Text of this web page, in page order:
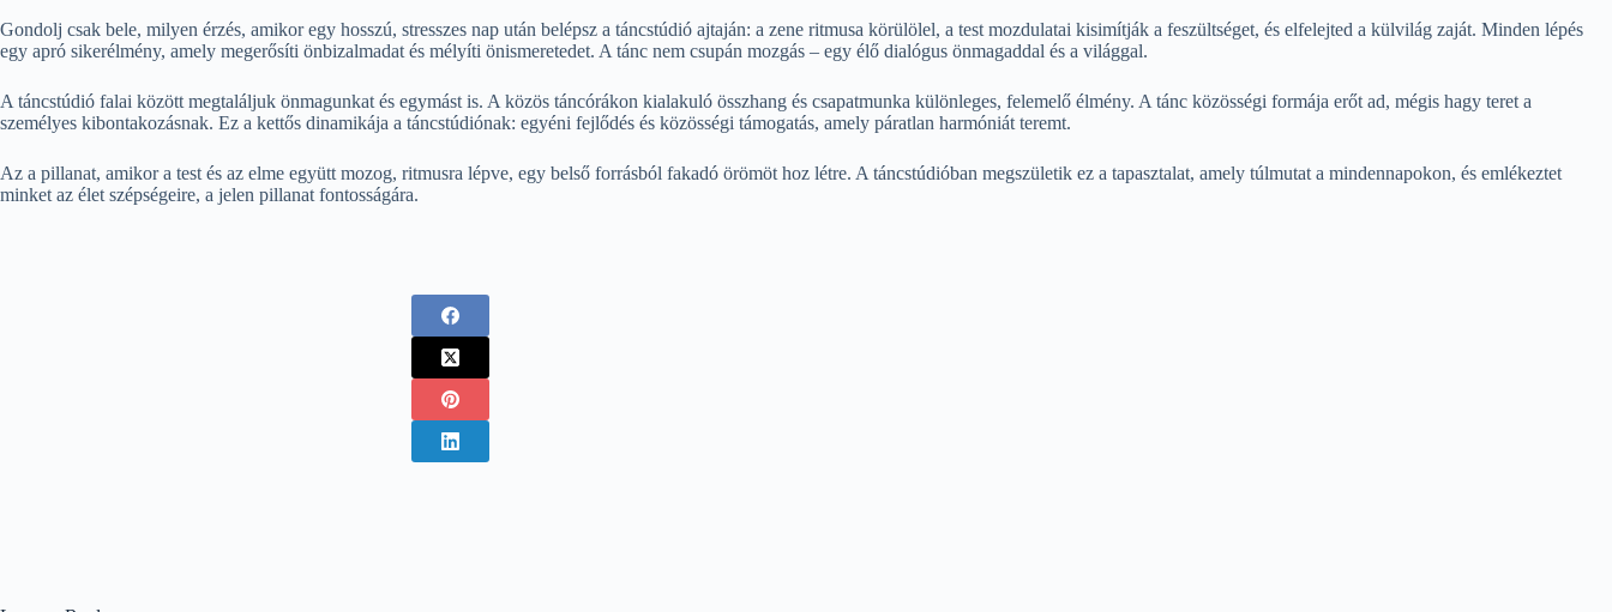
Gondolj csak bele, milyen érzés, amikor egy hosszú, stresszes nap után belépsz a táncstúdió ajtaján: a zene ritmusa körülölel, a test mozdulatai kisimítják a feszültséget, és elfelejted a külvilág zaját. Minden lépés
egy apró sikerélmény, amely megerősíti önbizalmadat és mélyíti önismeretedet. A tánc nem csupán mozgás – egy élő dialógus önmagaddal és a világgal.
A táncstúdió falai között megtaláljuk önmagunkat és egymást is. A közös táncórákon kialakuló összhang és csapatmunka különleges, felemelő élmény. A tánc közösségi formája erőt ad, mégis hagy teret a
személyes kibontakozásnak. Ez a kettős dinamikája a táncstúdiónak: egyéni fejlődés és közösségi támogatás, amely páratlan harmóniát teremt.
Az a pillanat, amikor a test és az elme együtt mozog, ritmusra lépve, egy belső forrásból fakadó örömöt hoz létre. A táncstúdióban megszületik ez a tapasztalat, amely túlmutat a mindennapokon, és emlékeztet
minket az élet szépségeire, a jelen pillanat fontosságára.